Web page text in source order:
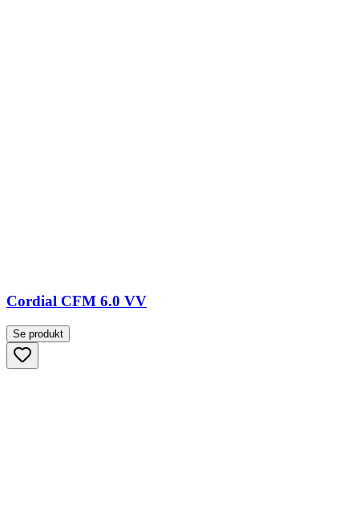
Cordial CFM 6.0 VV
Se produkt